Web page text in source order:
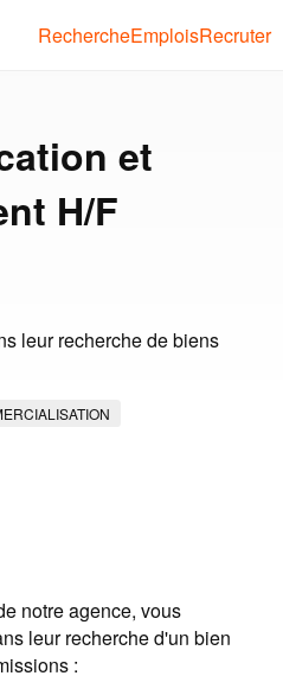
RechercheEmploisRecruter
et
H/F
leur recherche de biens
notre agence, vous
leur recherche d'un bien
: